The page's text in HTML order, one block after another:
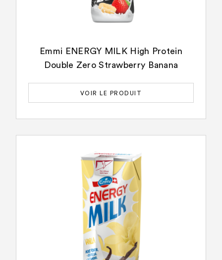
Emmi ENERGY MILK High Protein
Double Zero Strawberry Banana
VOIR LE PRODUIT